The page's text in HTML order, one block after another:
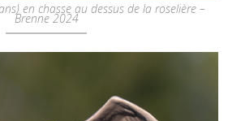
en chasse au dessus de la roselière –
Brenne 2024